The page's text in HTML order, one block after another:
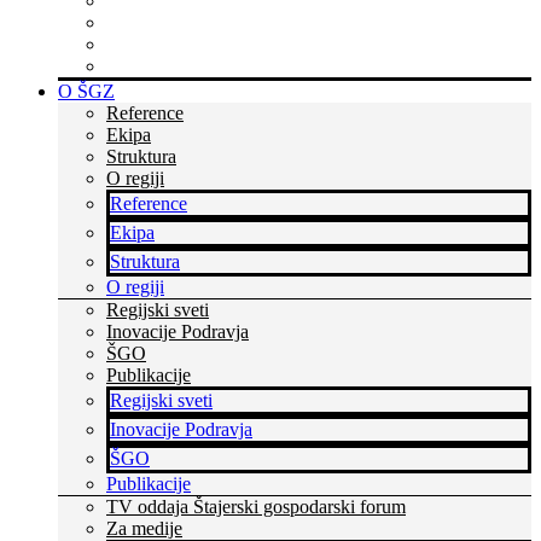
O ŠGZ
Reference
Ekipa
Struktura
O regiji
Reference
Ekipa
Struktura
O regiji
Regijski sveti
Inovacije Podravja
ŠGO
Publikacije
Regijski sveti
Inovacije Podravja
ŠGO
Publikacije
TV oddaja Štajerski gospodarski forum
Za medije